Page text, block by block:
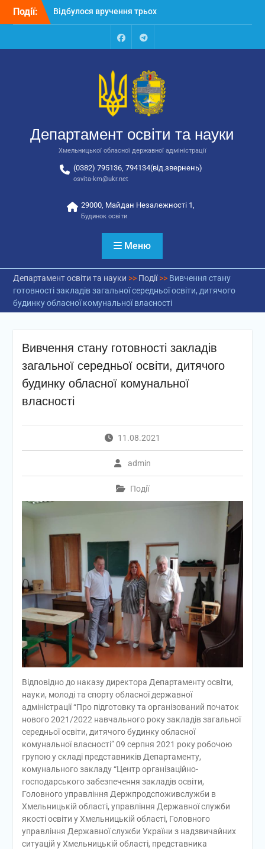
Перейти
Події:
Відбулося засідання
колегії Департаменту
освіти та науки обласної
державної адміністрації
відповідальних за
національно-патріотичне
автобусів для потреб
закладів освіти
FacebookTalegram
Департамент освіти та науки
Хмельницької обласної державної адміністрації
(0382) 795136, 794134(від.звернень)
osvita-km@ukr.net
29000, Майдан Незалежності 1,
Будинок освіти
Меню
Департамент освіти та науки >> Події>> Вивчення стану
готовності закладів загальної середньої освіти, дитячого
будинку обласної комунальної власності
Вивчення стану готовності закладів
загальної середньої освіти, дитячого
будинку обласної комунальної
власності
11.08.2021
admin
Події
Відповідно до наказу директора Департаменту освіти,
науки, молоді та спорту обласної державної
адміністрації “Про підготовку та організований початок
нового 2021/2022 навчального року закладів загальної
середньої освіти, дитячого будинку обласної
комунальної власності” 09 серпня 2021 року робочою
групою у складі представників Департаменту,
комунального закладу “Центр організаційно-
господарського забезпечення закладів освіти,
Головного управління Держпродспоживслужби в
Хмельницькій області, управління Державної служби
якості освіти у Хмельницькій області, Головного
управління Державної служби України з надзвичайних
ситуацій у Хмельницькій області, представника